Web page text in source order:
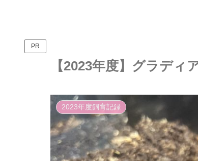
PR
【2023年度】グラデ
2023年度飼育記録